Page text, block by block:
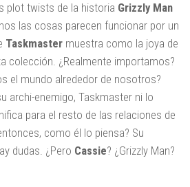
plot twists de la historia Grizzly Man
las cosas parecen funcionar por un
Taskmaster muestra como la joya de
colección. ¿Realmente importamos?
el mundo alrededor de nosotros?
archi-enemigo, Taskmaster ni lo
para el resto de las relaciones de
como él lo piensa? Su
dudas. ¿Pero Cassie? ¿Grizzly Man?